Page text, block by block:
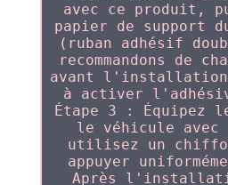
avec ce produit,
papier de support
(ruban adhésif
recommandons de
avant
à activer
Étape 3 : Équipez
le véhicule
utilisez un
appuyer
Après